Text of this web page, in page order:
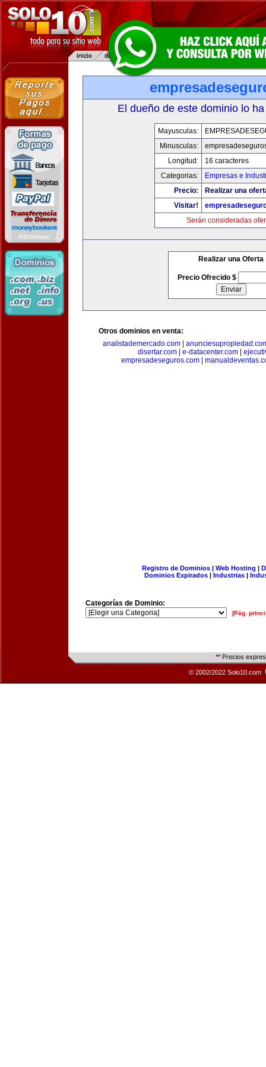
El dueño de este dominio lo
Mayusculas:
Minusculas:
Longitud:
16 caracteres
Categorias:
Empresas e
Precio:
Realizar una
Visitar!
Serán consideradas
Realizar una Oferta
Precio Ofrecido $
Otros dominios en venta:
analistademercado.com
disertar.com| e-datacenter.com|
empresadeseguros.com
Registro de Dominios| Web Hosting |
Dominios Expirados | Industrias |
Categorías de Dominio:
[Pág.
** Precios
© 2002/2022 Solo10.com